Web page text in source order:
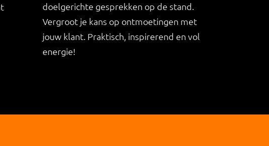
doelgerichte gesprekken op de stand.
Vergroot je kans op ontmoetingen met
jouw klant. Praktisch, inspirerend en vol
energie!